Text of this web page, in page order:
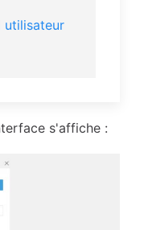
utilisateur
s'affiche :